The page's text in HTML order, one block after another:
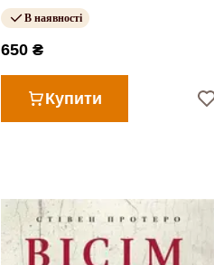
В наявності
650 ₴
Купити